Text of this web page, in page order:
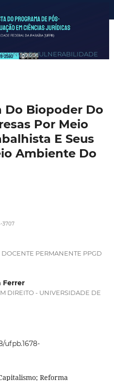
E VULNERABILIDADE
Do Biopoder Do
Por Meio
E Seus
Ambiente Do
3707
PERMANENTE PPGD
Ferrer
DIREITO - UNIVERSIDADE DE
ufpb.1678-
Reforma